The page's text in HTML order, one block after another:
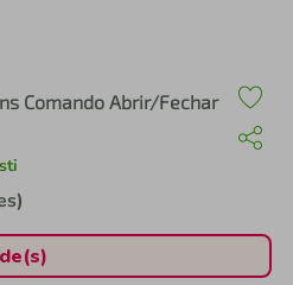
Comando Abrir/Fechar